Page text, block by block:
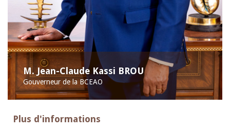
M. Jean-Claude Kassi BROU
Gouverneur de la BCEAO
Plus d'informations